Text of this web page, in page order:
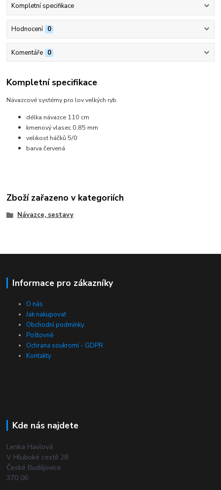
Kompletní specifikace
Hodnocení 0
Komentáře 0
Kompletní specifikace
Návazcové systémy pro lov velkých ryb.
délka návazce 110 cm
kmenový vlasec 0,85 mm
velikost háčků 5/0
barva červená
Zboží zařazeno v kategoriích
Návazce, sestavy
Informace pro zákazníky
O nás
Jak nakupovat
Obchodní podmínky
Poštovné
Ochrana soukromí - GDPR
Kontakty
Kde nás najdete
Lenka Havlová
V Hluboké cestě 28
České Budějovice
370 06